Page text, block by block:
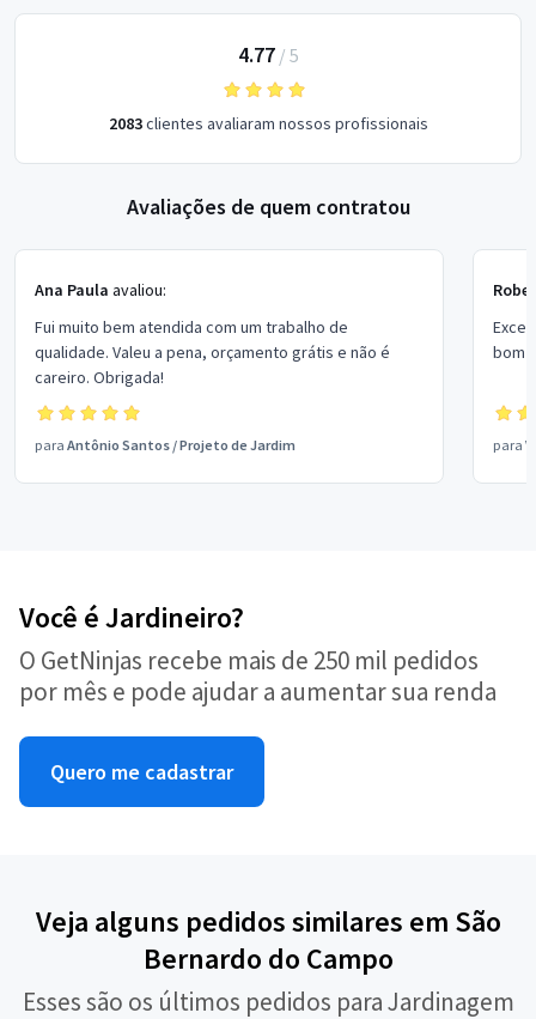
4.77/ 5
2083clientes avaliaram nossos profissionais
Avaliações de quem contratou
Ana Paula avaliou:
Fui muito bem atendida com um trabalho de
qualidade. Valeu a pena, orçamento grátis e não é
careiro. Obrigada!
para Antônio Santos /Projeto de Jardim
bom
para
Você é Jardineiro?
O GetNinjas recebe mais de 250 mil pedidos
por mês e pode ajudar a aumentar sua renda
Quero me cadastrar
Veja alguns pedidos similares em São
Bernardo do Campo
Esses são os últimos pedidos para Jardinagem